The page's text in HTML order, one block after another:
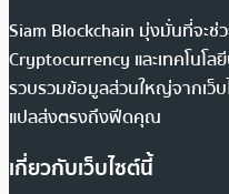
Siam Blockchain มุ่งมั่นที่จะช่
Cryptocurrency และเทคโนโล
รวบรวมข้อมูลส่วนใหญ่จากเว็บ
แปลส่งตรงถึงฟีดคุณ
เกี่ยวกับเว็บไซต์นี้